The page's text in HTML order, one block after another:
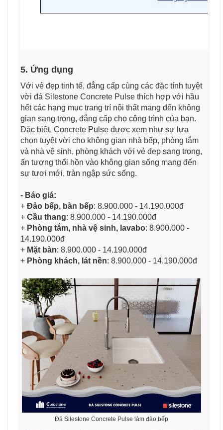
5. Ứng dụng
Với vẻ đẹp tinh tế, đẳng cấp cùng các đặc tính tuyệt
vời đá Silestone Concrete Pulse thích hợp với hầu
hết các hạng mục trang trí nội thất mang đến không
gian sang trọng, đẳng cấp cho công trình của bạn.
Đặc biệt, Concrete Pulse được xem như sự lựa
chọn tuyệt vời cho không gian nhà bếp, phòng tắm
và nhà vệ sinh, phòng khách với vẻ đẹp sang trọng,
ấn tượng thổi hồn vào không gian sống mang đến
sự tươi mới, tràn ngập sức sống.
- Báo giá:
+ Đảo bếp, bàn bếp: 8.900.000 - 14.190.000đ
+ Cầu thang: 8.900.000 - 14.190.000đ
+ Phòng tắm, nhà vệ sinh, lavabo: 8.900.000 -
14.190.000đ
+ Mặt bàn: 8.900.000 - 14.190.000đ
+ Phòng khách, lát nền: 8.900.000 - 14.190.000đ
Đá Silestone Concrete Pulse làm đảo bếp